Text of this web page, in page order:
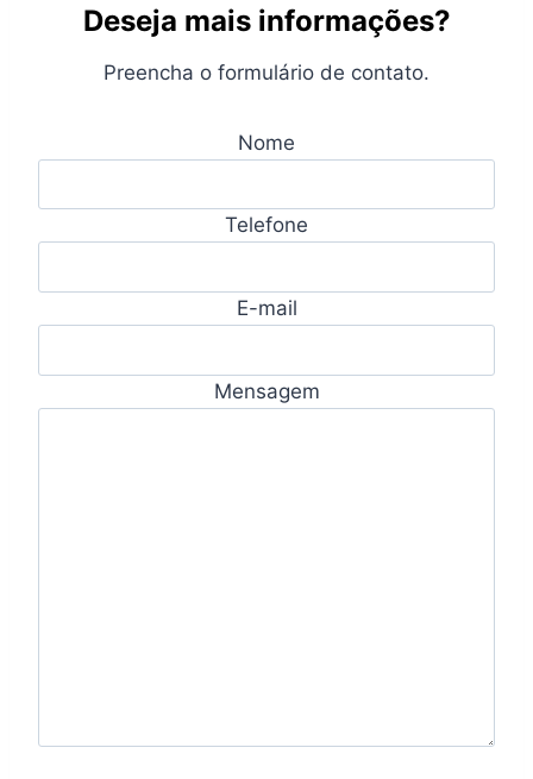
Deseja mais informações?
Preencha o formulário de contato.
Nome
Telefone
E-mail
Mensagem